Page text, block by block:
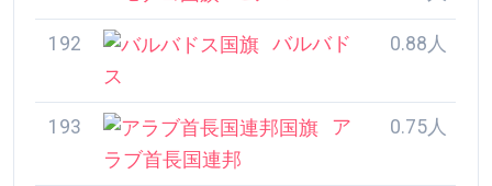
191 モナコ 1.1人
193 アラブ首長国連邦 0.75人
プエルトリコ